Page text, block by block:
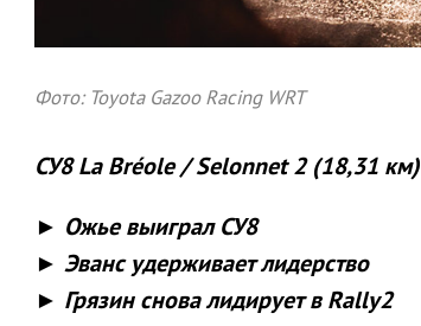
Фото: Toyota Gazoo Racing WRT
СУ8 La Bréole / Selonnet 2 (18,31 км)
► Ожье выиграл СУ8
► Эванс удерживает лидерство
► Грязин снова лидирует в Rally2